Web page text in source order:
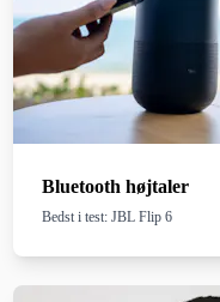
Bluetooth højtaler
Bedst i test: JBL Flip 6